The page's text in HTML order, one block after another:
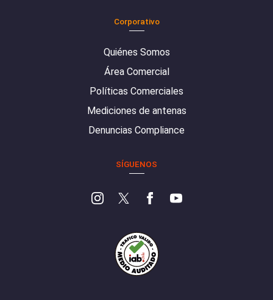
Corporativo
Quiénes Somos
Área Comercial
Políticas Comerciales
Mediciones de antenas
Denuncias Compliance
SÍGUENOS